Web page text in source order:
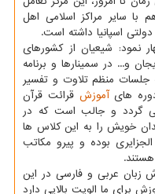
با سایر مراکز اسلامی اهل
اسپانیا داشته است.
نمود: شیعیان از کشورهای
و... در سمینارها و برنامه
منظم تلاوت و تفسیر
دوره هایآموزش قرائت قرآن
می گردد و جالب است که در
خویش را به این کلاس ها
بوده و پیرو مکاتب
زبان عربی و فارسی در این
برای ما الویت بالایی دارد